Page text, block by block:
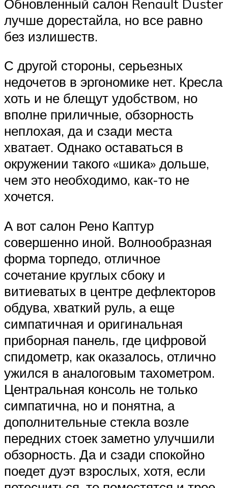
Обновленный салон Renault Duster
лучше дорестайла, но все равно
без излишеств.
С другой стороны, серьезных
недочетов в эргономике нет. Кресла
хоть и не блещут удобством, но
вполне приличные, обзорность
неплохая, да и сзади места
хватает. Однако оставаться в
окружении такого «шика» дольше,
чем это необходимо, как-то не
хочется.
А вот салон Рено Каптур
совершенно иной. Волнообразная
форма торпедо, отличное
сочетание круглых сбоку и
витиеватых в центре дефлекторов
обдува, хваткий руль, а еще
симпатичная и оригинальная
приборная панель, где цифровой
спидометр, как оказалось, отлично
ужился в аналоговым тахометром.
Центральная консоль не только
симпатична, но и понятна, а
дополнительные стекла возле
передних стоек заметно улучшили
обзорность. Да и сзади спокойно
поедет дуэт взрослых, хотя, если